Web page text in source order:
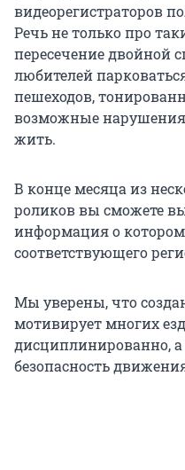
видеорегистраторов
Речь не только про
пересечение двойной
любителей
пешеходов,
возможные
жить.
В конце месяца из
роликов вы сможете
информация о
соответствующего
Мы уверены, что
мотивирует многих
дисциплинированно,
безопасность